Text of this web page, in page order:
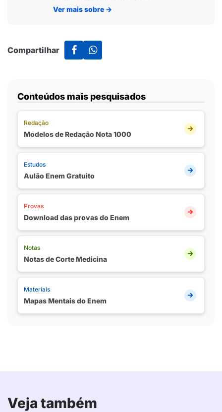
Ver mais sobre →
Compartilhar
Conteúdos mais pesquisados
Redação
Modelos de Redação Nota 1000
Estudos
Aulão Enem Gratuito
Provas
Download das provas do Enem
Notas
Notas de Corte Medicina
Materiais
Mapas Mentais do Enem
Veja também